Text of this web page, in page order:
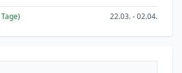
Tage) 22.03. - 02.04.